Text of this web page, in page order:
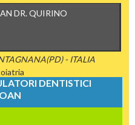
DR. QUIRINO
- ITALIA
DENTISTICI